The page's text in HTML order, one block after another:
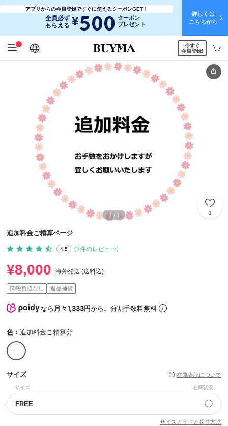
アプリからの会員登録ですぐに使えるクーポンGET！
全員必ず
もらえる ¥500 クーポン
プレゼント
詳しくは
こちらから
日本語
English
简体中文
繁體中文
今すぐ
会員登録!
1 / 1 1
追加料金ご精算ページ
4.5 (2件のレビュー)
¥8,000 海外発送 (送料込)
関税負担なし 返品補償
なら 月々1,333円から。分割手数料無料
色： 追加料金ご精算分
サイズ 在庫表記について
サイズ 在庫状況
FREE ◯
サイズガイドと採寸方法